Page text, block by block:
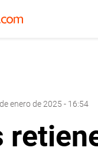
enero de 2025 - 16:54